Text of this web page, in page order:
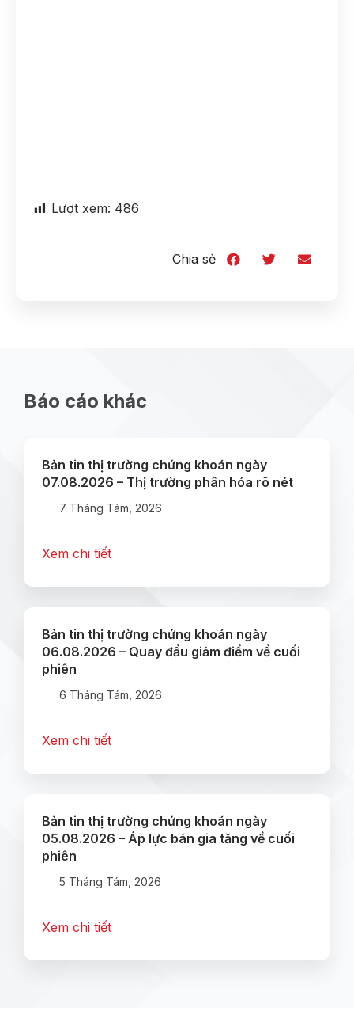
Lượt xem: 486
Chia sẻ
Báo cáo khác
Bản tin thị trường chứng khoán ngày
07.08.2026 – Thị trường phân hóa rõ nét
7 Tháng Tám, 2026
Xem chi tiết
Bản tin thị trường chứng khoán ngày
06.08.2026 – Quay đầu giảm điểm về cuối
phiên
6 Tháng Tám, 2026
Xem chi tiết
Bản tin thị trường chứng khoán ngày
05.08.2026 – Áp lực bán gia tăng về cuối
phiên
5 Tháng Tám, 2026
Xem chi tiết